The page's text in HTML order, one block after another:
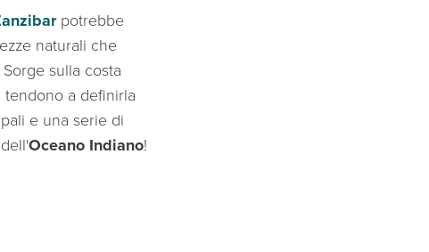
potrebbe
naturali che
Sorge sulla costa
a definirla
e una serie di
Oceano Indiano!